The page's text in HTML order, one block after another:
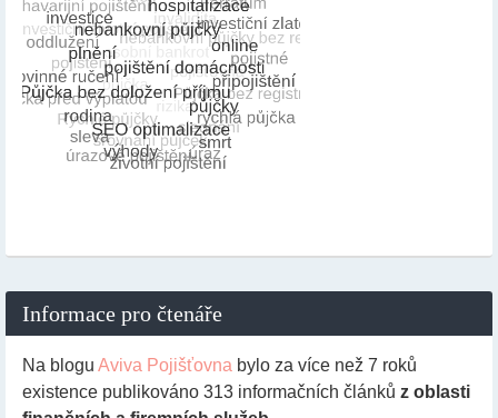
Informace pro čtenáře
Na blogu Aviva Pojišťovna bylo za více než 7 roků
existence publikováno 313 informačních článků z oblasti